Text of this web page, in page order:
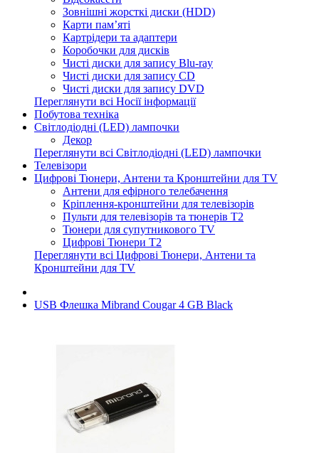
Зовнішні жорсткі диски (HDD)
Карти пам’яті
Картрідери та адаптери
Коробочки для дисків
Чисті диски для запису Blu-ray
Чисті диски для запису CD
Чисті диски для запису DVD
Переглянути всі Носії інформації
Побутова техніка
Світлодіодні (LED) лампочки
Декор
Переглянути всі Світлодіодні (LED) лампочки
Телевізори
Цифрові Тюнери, Антени та Кронштейни для TV
Антени для ефірного телебачення
Кріплення-кронштейни для телевізорів
Пульти для телевізорів та тюнерів T2
Тюнери для супутникового TV
Цифрові Тюнери T2
Переглянути всі Цифрові Тюнери, Антени та
Кронштейни для TV
USB Флешка Mibrand Cougar 4 GB Black